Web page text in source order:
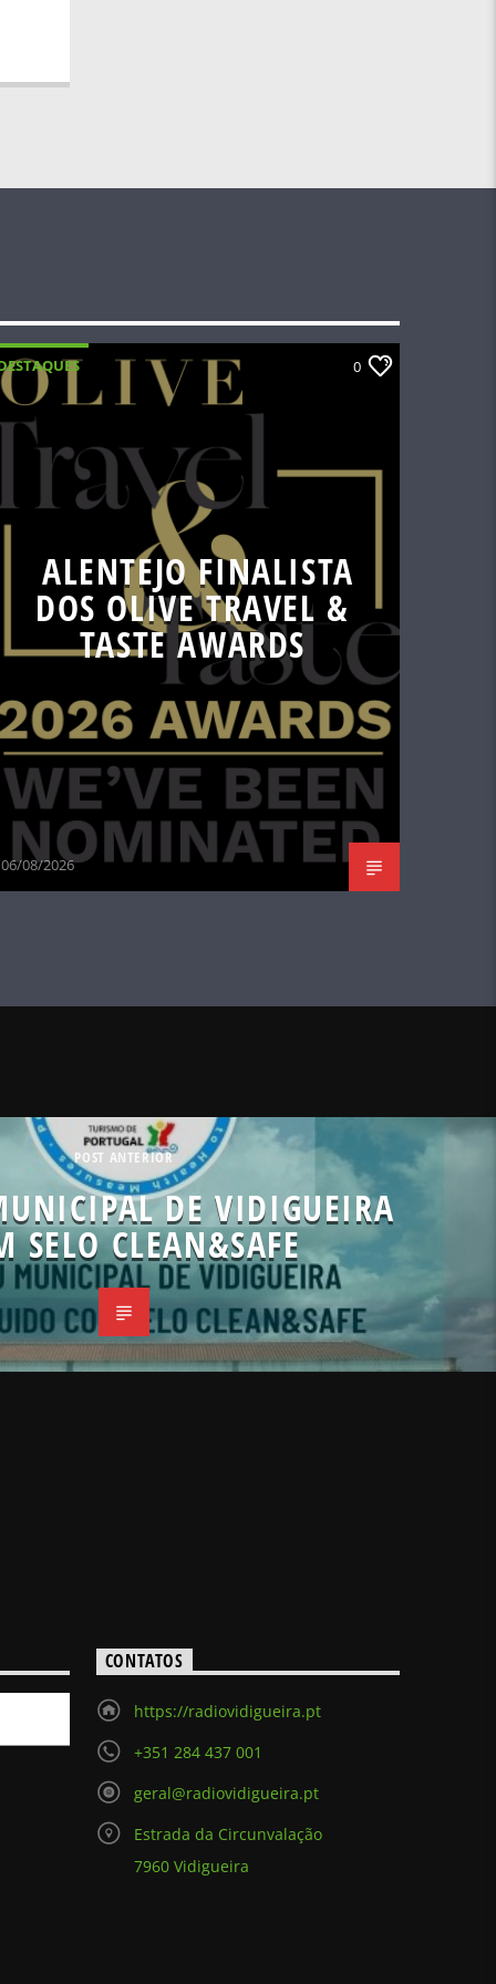
0
ALENTEJO FINALISTA
DOS OLIVE TRAVEL &
TASTE AWARDS
06/08/2026
POST ANTERIOR
DE VIDIGUEIRA
SELO CLEAN&SAFE
CONTATOS
https://radiovidigueira.pt
+351 284 437 001
geral@radiovidigueira.pt
Estrada da Circunvalação
7960 Vidigueira